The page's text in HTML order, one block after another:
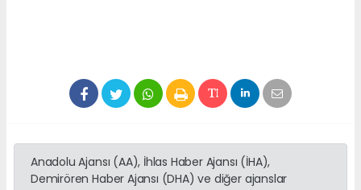
Anadolu Ajansı (AA), İhlas Haber Ajansı (İHA),
Demirören Haber Ajansı (DHA) ve diğer ajanslar